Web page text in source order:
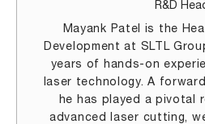
R&D
Mayank Patel is the
Development at SLTL
years of hands-on
laser technology. A
he has played a pivotal
advanced laser cutting,